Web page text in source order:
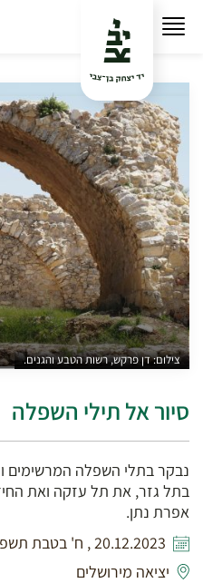
צילום: דן פרקש, רשות הטבע והגנים.
סיור אל תילי השפלה
נבקר בתלי השפלה המרשימים
בתל גזר, את תל עזקה ואת
אפרת נתן.
20.12.2023 , ח' בטבת תשפ"ד
יציאה מירושלים